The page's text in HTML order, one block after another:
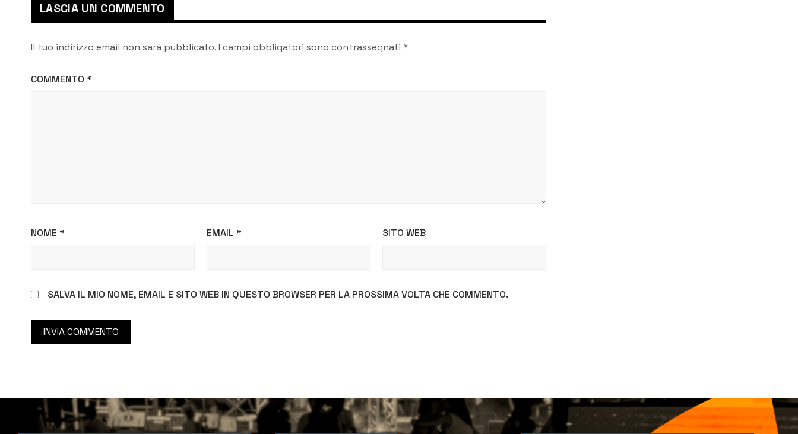
LASCIA UN COMMENTO
Il tuo indirizzo email non sarà pubblicato.I campi obbligatori sono contrassegnati *
COMMENTO *
NOME * EMAIL * SITO WEB
SALVA IL MIO NOME, EMAIL E SITO WEB IN QUESTO BROWSER PER LA PROSSIMA VOLTA CHE COMMENTO.